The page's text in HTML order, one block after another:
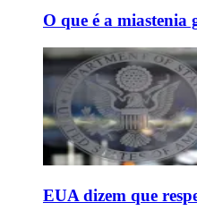
O que é a miastenia
EUA dizem que